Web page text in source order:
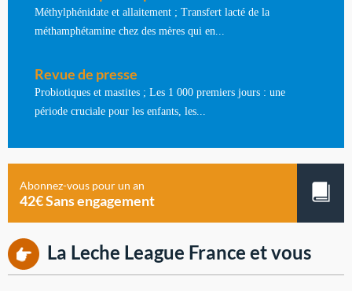
Méthylphénidate et allaitement ; Transfert lacté de la
méthamphétamine chez des mères qui en...
Revue de presse
Probiotiques et mastites ; Les 1 000 premiers jours : une
période cruciale pour les enfants, les...
Abonnez-vous pour un an
42€ Sans engagement
La Leche League France et vous